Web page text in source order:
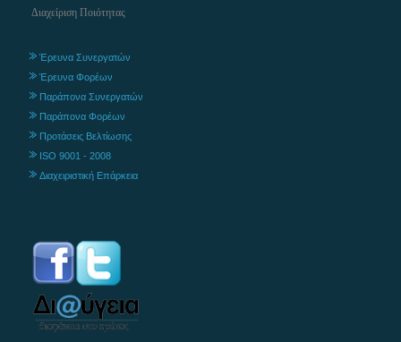
Διαχείριση Ποιότητας
Έρευνα Συνεργατών
Έρευνα Φορέων
Παράπονα Συνεργατών
Παράπονα Φορέων
Προτάσεις Βελτίωσης
ISO 9001 - 2008
Διαχειριστική Επάρκεια